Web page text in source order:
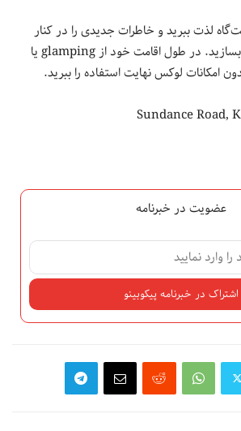
لذت ببرید و خاطرات جدیدی را در کنار
خانواده و دوستان خود بسازید. در طول اقامت خود از glamping یا
لوکس نهایت استفاده را ببرید.
عضویت در خبرنامه